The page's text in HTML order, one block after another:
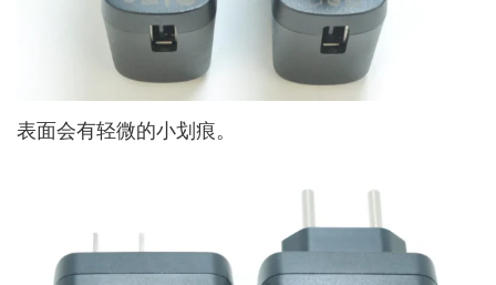
表面会有轻微的小划痕。